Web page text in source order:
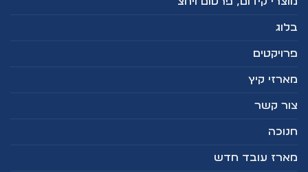
בלוג
פרויקטים
מארזי קיץ
צור קשר
חנוכה
מארז עובד חדש